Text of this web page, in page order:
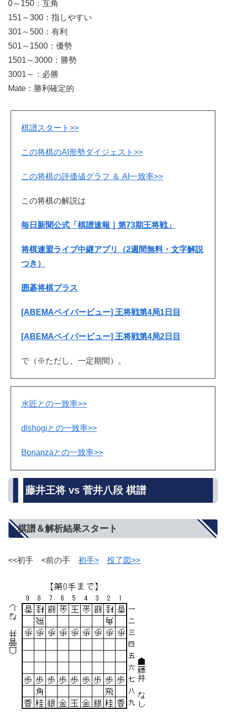
0～150：互角
151～300：指しやすい
301～500：有利
501～1500：優勢
1501～3000：勝勢
3001～：必勝
Mate：勝利確定的
棋譜スタート>>
この将棋のAI形勢ダイジェスト>>
この将棋の評価値グラフ ＆ AI一致率>>
この将棋の解説は
毎日新聞公式「棋譜速報｜第73期王将戦」
将棋連盟ライブ中継アプリ（2週間無料・文字解説
つき）
囲碁将棋プラス
[ABEMAペイパービュー] 王将戦第4局1日目
[ABEMAペイパービュー] 王将戦第4局2日目
で（※ただし、一定期間）。
水匠との一致率>>
dlshogiとの一致率>>
Bonanzaとの一致率>>
藤井王将 vs 菅井八段 棋譜
棋譜＆解析結果スタート
<<初手 <前の手 初手> 投了図>>